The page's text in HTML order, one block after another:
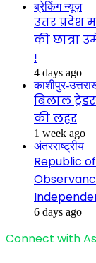
ब्रेकिंग न्यूज़
उत्तर
की छात्रा
!
4 days ago
काशीपुर-
बिलाल
की लहर
1 week ago
अंतरराष्ट्रीय
Republic
6 days ago
Connect with